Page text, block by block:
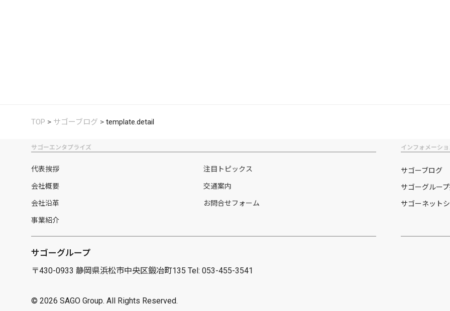
TOP > サゴーブログ > template.detail
サゴーエンタプライズ
代表挨拶 注目トピックス
会社概要 交通案内
会社沿革 お問合せフォーム
事業紹介
インフォメーショ
サゴーブログ
サゴーグルー
サゴーネット
サゴーグループ
〒430-0933 静岡県浜松市中央区鍛冶町135 Tel: 053-455-3541
© 2026 SAGO Group. All Rights Reserved.